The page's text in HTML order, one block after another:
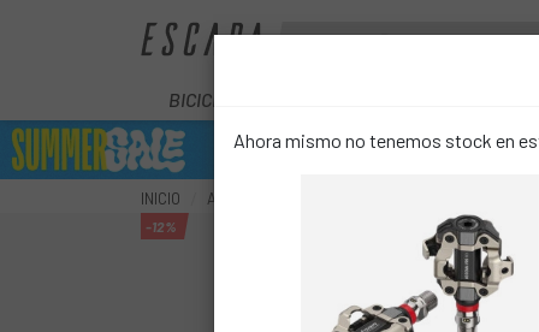
BICICLETAS
INICIO ACCESORIOS
-12%
Ahora mismo no tenemos stock en